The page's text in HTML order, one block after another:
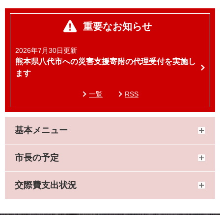
重要なお知らせ
2026年7月30日更新
熊本県八代市への災害支援寄附の代理受付を実施し
ます
一覧 RSS
基本メニュー
市長の予定
交際費支出状況